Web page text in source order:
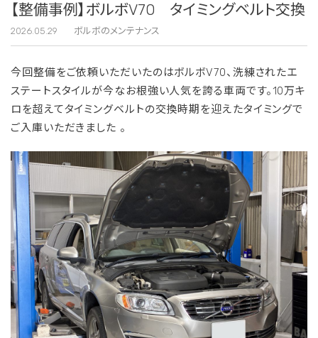
【整備事例】ボルボV70 タイミングベルト交換
2026.05.29 ボルボのメンテナンス
今回整備をご依頼いただいたのはボルボV70、洗練されたエ
ステートスタイルが今なお根強い人気を誇る車両です。10万キ
ロを超えてタイミングベルトの交換時期を迎えたタイミングで
ご入庫いただきました 。